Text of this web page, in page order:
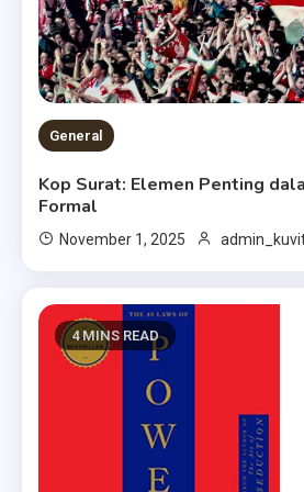
General
Kop Surat: Elemen Penting
Formal
November 1, 2025
4 MINS READ